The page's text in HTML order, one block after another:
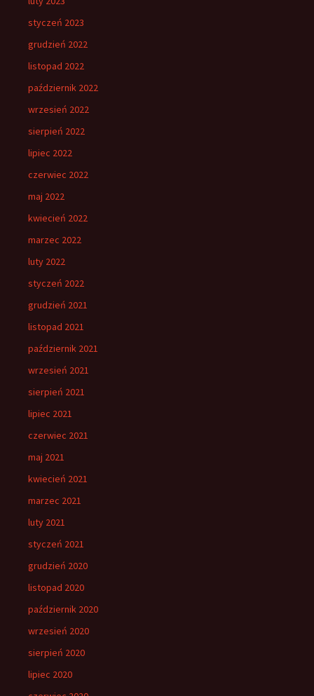
styczeń 2023
grudzień 2022
listopad 2022
październik 2022
wrzesień 2022
sierpień 2022
lipiec 2022
czerwiec 2022
maj 2022
kwiecień 2022
marzec 2022
luty 2022
styczeń 2022
grudzień 2021
listopad 2021
październik 2021
wrzesień 2021
sierpień 2021
lipiec 2021
czerwiec 2021
maj 2021
kwiecień 2021
marzec 2021
luty 2021
styczeń 2021
grudzień 2020
listopad 2020
październik 2020
wrzesień 2020
sierpień 2020
lipiec 2020